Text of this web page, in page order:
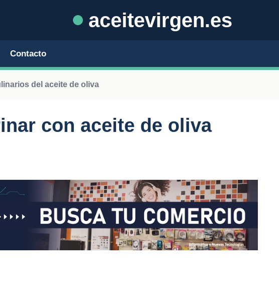
aceitevirgen.es
Contacto
del aceite de oliva
con aceite de oliva